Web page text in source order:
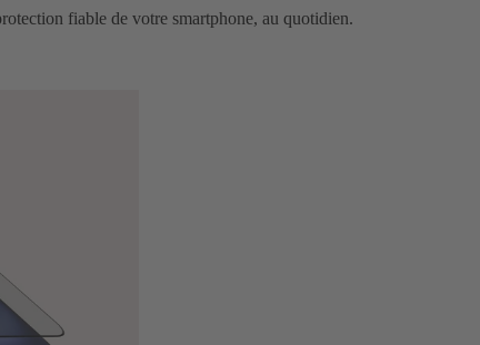
fiable de votre smartphone, au quotidien.